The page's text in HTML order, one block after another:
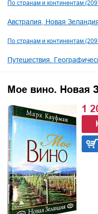
По странам и континентам
Австралия, Новая
По странам и континентам
Путешествия.
Мое вино. Новая
1